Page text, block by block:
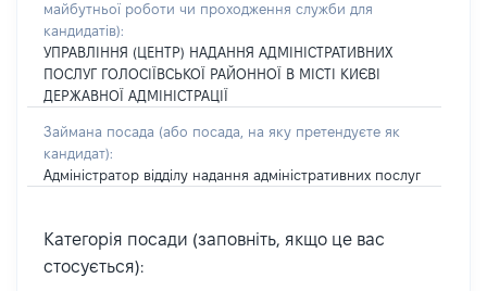
майбутньої роботи чи проходження служби для
кандидатів):
УПРАВЛІННЯ (ЦЕНТР) НАДАННЯ АДМІНІСТРАТИВНИХ
ПОСЛУГ ГОЛОСІЇВСЬКОЇ РАЙОННОЇ В МІСТІ КИЄВІ
ДЕРЖАВНОЇ АДМІНІСТРАЦІЇ
Займана посада (або посада, на яку претендуєте як
кандидат):
Адміністратор відділу надання адміністративних послуг
Категорія посади (заповніть, якщо це вас
стосується):